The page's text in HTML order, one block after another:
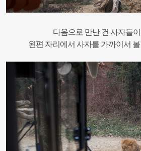
다음으로 만난 건 사자들
왼편 자리에서 사자를 가까이서